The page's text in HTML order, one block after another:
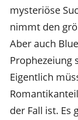
mysteriöse
nimmt den
Aber auch
Prophezeiung
Eigentlich
der Fall ist. Es